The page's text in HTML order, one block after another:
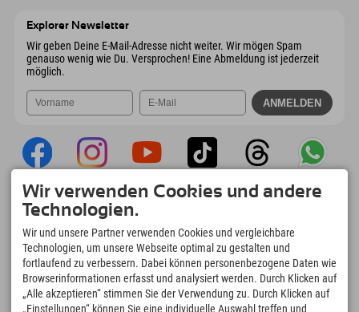
Explorer Newsletter
Wir geben Deine E-Mail-Adresse nicht weiter. Wir mögen Spam
genauso wenig wie Du. Versprochen! Eine Abmeldung ist jederzeit
möglich.
Explorer App
Upload Deiner #ExplorerMoments, Mein
Explorer To Go mit Buchungsübersicht,
Bucketlist, Restaurantübersicht uvm. Jetzt
downloaden!
Wir verwenden Cookies und andere
Technologien.
Wir und unsere Partner verwenden Cookies und vergleichbare
Technologien, um unsere Webseite optimal zu gestalten und
fortlaufend zu verbessern. Dabei können personenbezogene Daten wie
Browserinformationen erfasst und analysiert werden. Durch Klicken auf
„Alle akzeptieren“ stimmen Sie der Verwendung zu. Durch Klicken auf
„Einstellungen“ können Sie eine individuelle Auswahl treffen und